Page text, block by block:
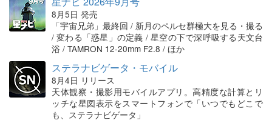
8月5日 発売
「宇宙兄弟」最終回 / 新月のペルセ群極大を見る・撮る
/ 変わる「惑星」の定義 / 星空の下で深呼吸する天文台
浴 / TAMRON 12-20mm F2.8 / ほか
ステラナビゲータ・モバイル
8月4日 リリース
天体観察・撮影用モバイルアプリ。高精度な計算とリ
ッチな星図表示をスマートフォンで「いつでもどこで
も、ステラナビゲータ」